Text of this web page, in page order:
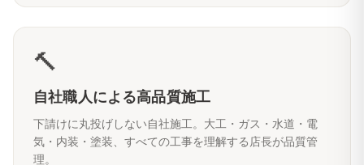
🔨
自社職人による高品質施工
下請けに丸投げしない自社施工。大工・ガス・水道・電
気・内装・塗装、すべての工事を理解する店長が品質管
理。